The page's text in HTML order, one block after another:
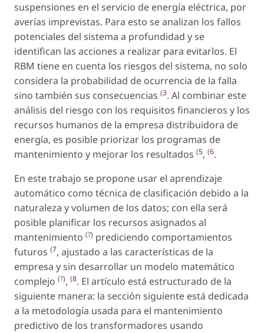
suspensiones en el servicio de energía eléctrica, por
averías imprevistas. Para esto se analizan los fallos
potenciales del sistema a profundidad y se
identifican las acciones a realizar para evitarlos. El
RBM tiene en cuenta los riesgos del sistema, no solo
considera la probabilidad de ocurrencia de la falla
sino también sus consecuencias (3. Al combinar este
análisis del riesgo con los requisitos financieros y los
recursos humanos de la empresa distribuidora de
energía, es posible priorizar los programas de
mantenimiento y mejorar los resultados (5, (6.
En este trabajo se propone usar el aprendizaje
automático como técnica de clasificación debido a la
naturaleza y volumen de los datos; con ella será
posible planificar los recursos asignados al
mantenimiento (?) prediciendo comportamientos
futuros (7, ajustado a las características de la
empresa y sin desarrollar un modelo matemático
complejo (?), (8. El artículo está estructurado de la
siguiente manera: la sección siguiente está dedicada
a la metodología usada para el mantenimiento
predictivo de los transformadores usando